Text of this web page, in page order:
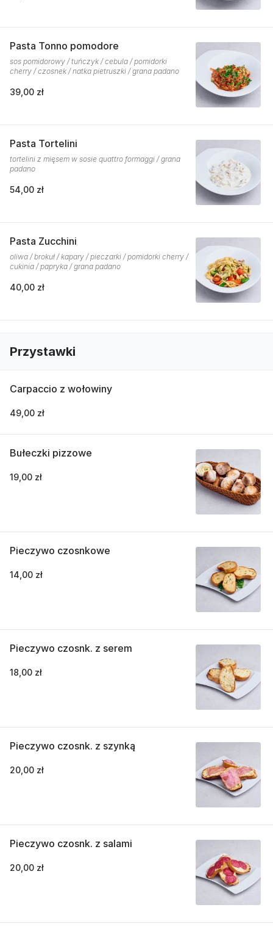
Pasta Tonno pomodore
sos pomidorowy / tuńczyk / cebula / pomidorki
cherry / czosnek / natka pietruszki / grana padano
39,00 zł
Pasta Tortelini
tortelini z mięsem w sosie quattro formaggi / grana
padano
54,00 zł
Pasta Zucchini
oliwa / brokuł / kapary / pieczarki / pomidorki cherry /
cukinia / papryka / grana padano
40,00 zł
Przystawki
Carpaccio z wołowiny
49,00 zł
Bułeczki pizzowe
19,00 zł
Pieczywo czosnkowe
14,00 zł
Pieczywo czosnk. z serem
18,00 zł
Pieczywo czosnk. z szynką
20,00 zł
Pieczywo czosnk. z salami
20,00 zł